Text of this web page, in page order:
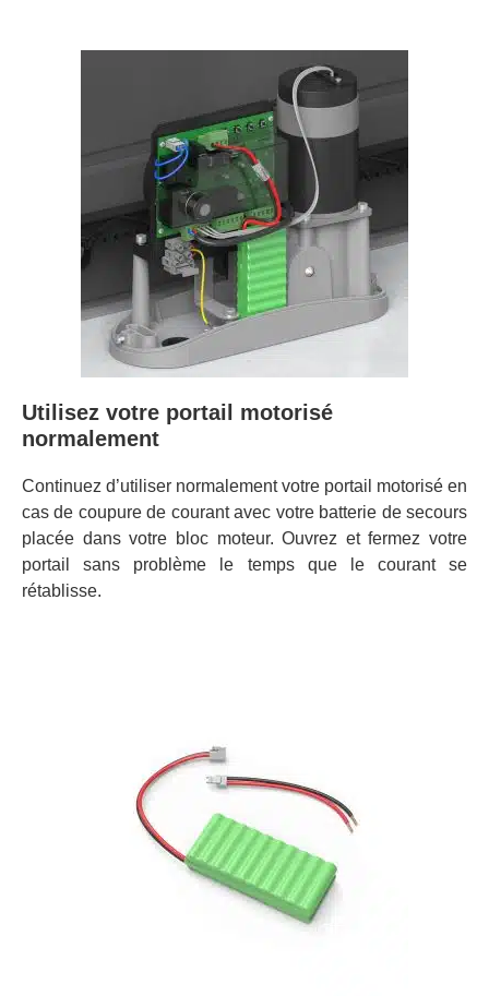
Utilisez votre portail motorisé
normalement
Continuez d’utiliser normalement votre portail motorisé en
cas de coupure de courant avec votre batterie de secours
placée dans votre bloc moteur. Ouvrez et fermez votre
portail sans problème le temps que le courant se
rétablisse.